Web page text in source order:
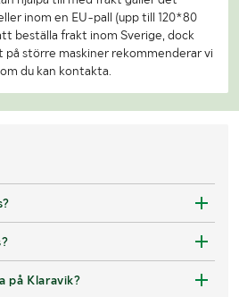
inom en EU-pall (upp till 120*80
beställa frakt inom Sverige, dock
större maskiner rekommenderar vi
du kan kontakta.
på Klaravik?